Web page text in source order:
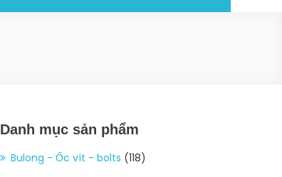
Danh mục sản phẩm
Bulong - Ốc vít - bolts (118)